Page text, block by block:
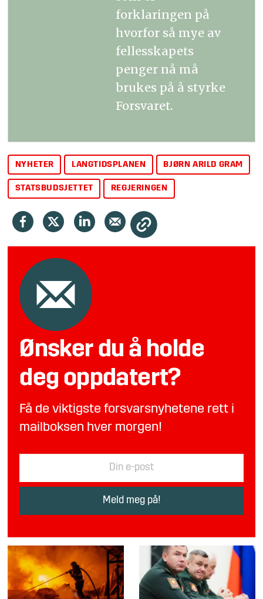
forklaringen på
hvorfor så mye av
fellesskapets
penger nå må
brukes på å styrke
Forsvaret.
NYHETER LANGTIDSPLANEN BJØRN ARILD GRAM
STATSBUDSJETTET REGJERINGEN
Ønsker du å holde
deg oppdatert?
Få de viktigste forsvarsnyhetene rett i
mailboksen hver morgen!